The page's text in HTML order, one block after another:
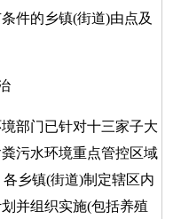
件的乡镇(街道)由点及
部门已针对十三家子大
污水环境重点管控区域
乡镇(街道)制定辖区内
并组织实施(包括养殖